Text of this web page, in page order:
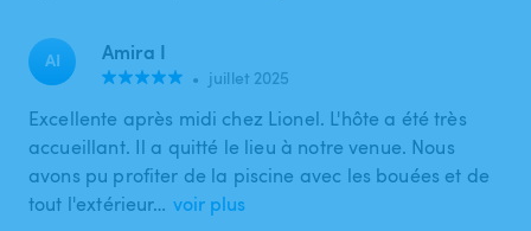
AI Amira I
• juillet 2025
Excellente après midi chez Lionel. L'hôte a été très
accueillant. Il a quitté le lieu à notre venue. Nous
avons pu profiter de la piscine avec les bouées et de
tout l'extérieur… voir plus